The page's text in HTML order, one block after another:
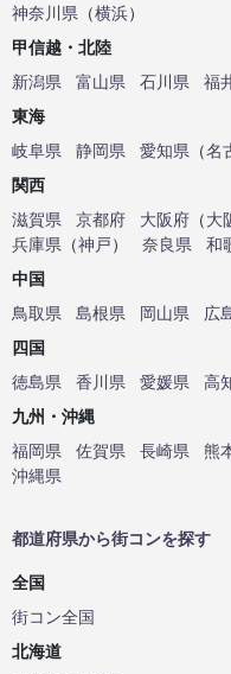
神奈川県 （横浜）
甲信越・北陸
新潟県
富山県 石川県 福
東海
岐阜県
静岡県 愛知県 （名
関西
滋賀県
京都府 大阪府 （大
兵庫県 （神戸） 奈良県
和
中国
鳥取県
島根県 岡山県 広
四国
徳島県
香川県 愛媛県
高
九州・沖縄
福岡県
佐賀県 長崎県 熊
沖縄県
都道府県から街コンを探す
全国
街コン全国
北海道